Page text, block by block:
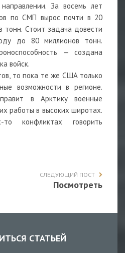
За восемь лет
по СМП вырос почти в 20
Стоит задача довести
до 80 миллионов тонн.
— создана
войск.
то пока те же США только
возможности в регионе.
в Арктику военные
работы в высоких широтах.
конфликтах говорить
СЛЕДУЮЩИЙ ПОСТ
Посмотреть
СТАТЬЕЙ